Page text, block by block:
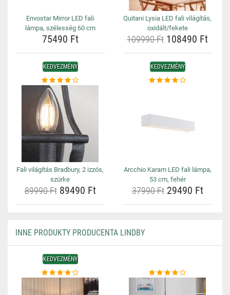
Envostar Mirror LED fali
lámpa, szélesség 60 cm
75490 Ft
Quitani Lysia LED fali világítás,
oxidált/fekete
109990 Ft 108490 Ft
KEDVEZMÉNY
Fali világítás Bradbury, 2 izzós,
szürke
89990 Ft89490 Ft
KEDVEZMÉNY
Arcchio Karam LED fali lámpa,
53 cm, fehér
37990 Ft29490 Ft
INNE PRODUKTY PRODUCENTA LINDBY
KEDVEZMÉNY